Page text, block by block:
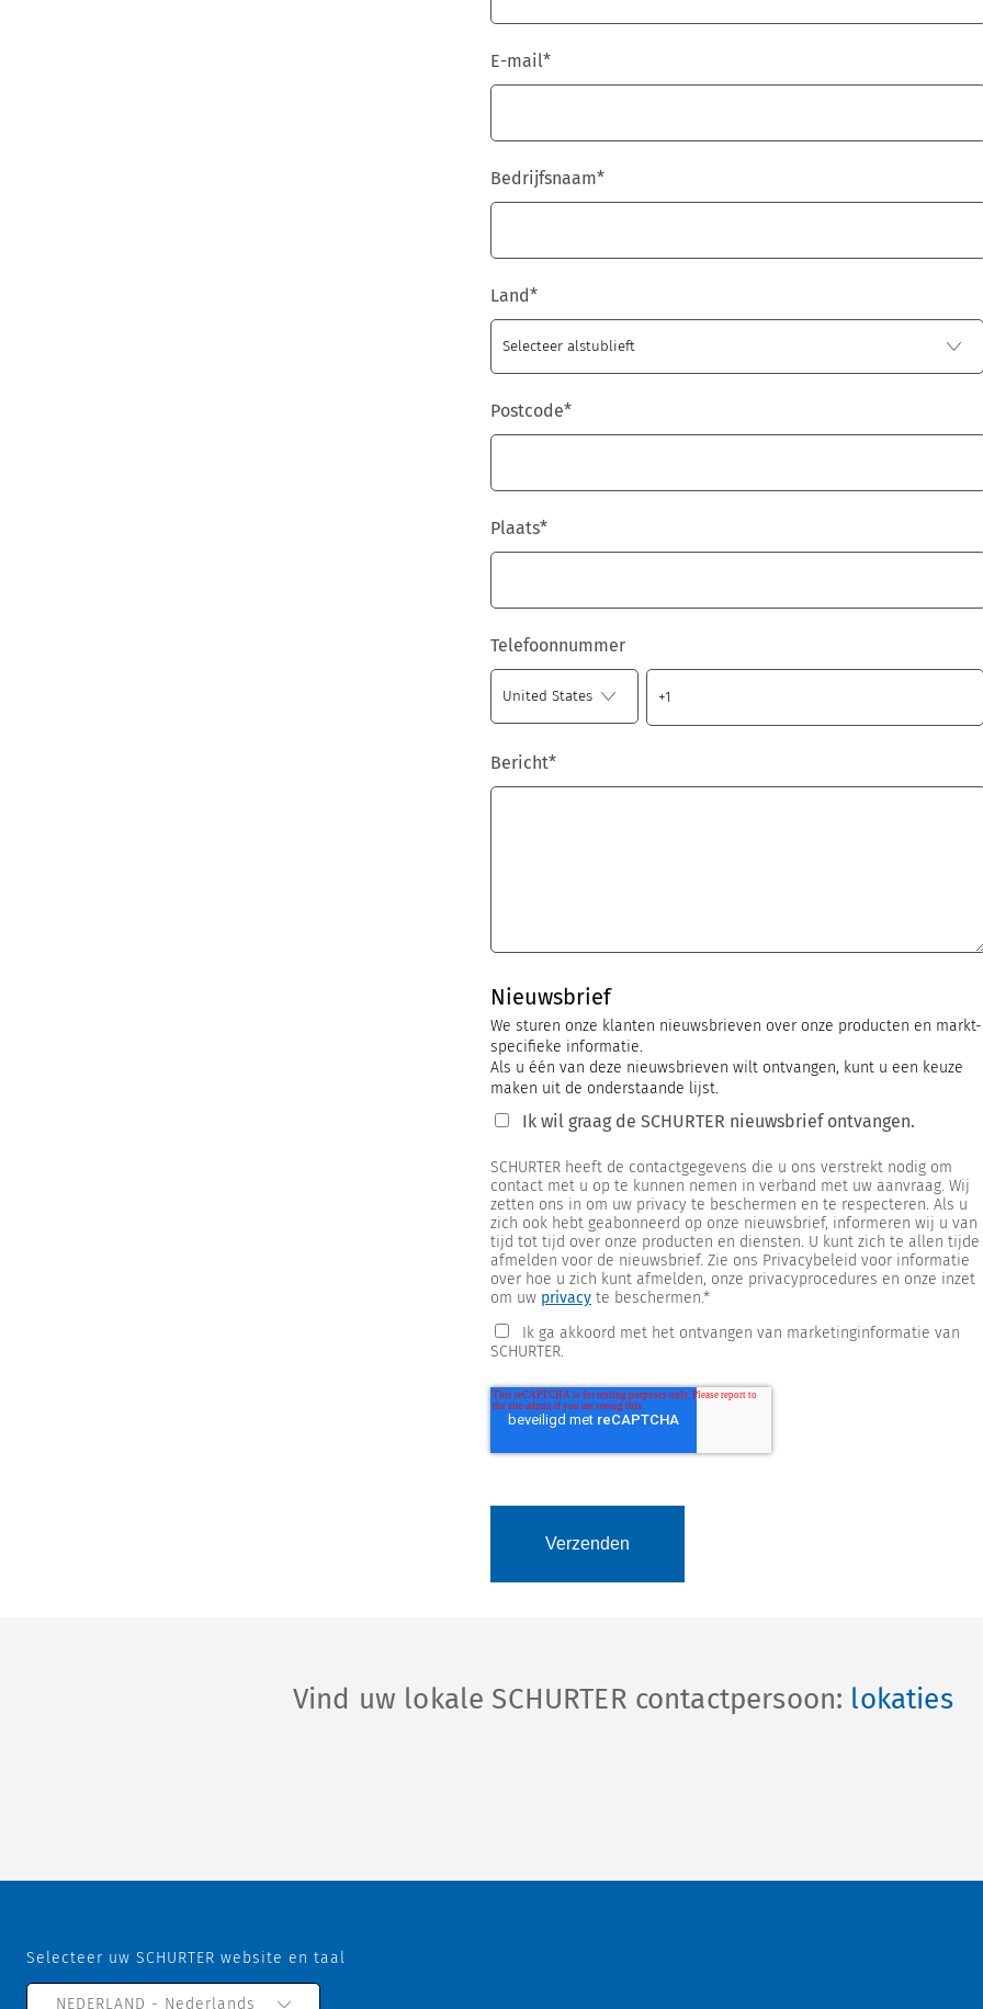
E-mail*
Bedrijfsnaam*
Land*
Postcode*
Plaats*
Telefoonnummer
Bericht*
Nieuwsbrief
We sturen onze klanten nieuwsbrieven over onze producten en markt-
specifieke informatie.
Als u één van deze nieuwsbrieven wilt ontvangen, kunt u een keuze
maken uit de onderstaande lijst.
Ik wil graag de SCHURTER nieuwsbrief ontvangen.
SCHURTER heeft de contactgegevens die u ons verstrekt nodig om
contact met u op te kunnen nemen in verband met uw aanvraag. Wij
zetten ons in om uw privacy te beschermen en te respecteren. Als u
zich ook hebt geabonneerd op onze nieuwsbrief, informeren wij u van
tijd tot tijd over onze producten en diensten. U kunt zich te allen tijde
afmelden voor de nieuwsbrief. Zie ons Privacybeleid voor informatie
over hoe u zich kunt afmelden, onze privacyprocedures en onze inzet
om uw privacy te beschermen.*
Ik ga akkoord met het ontvangen van marketinginformatie van
SCHURTER.
Vind uw lokale SCHURTER contactpersoon: lokaties
Selecteer uw SCHURTER website en taal
NEDERLAND - Nederlands